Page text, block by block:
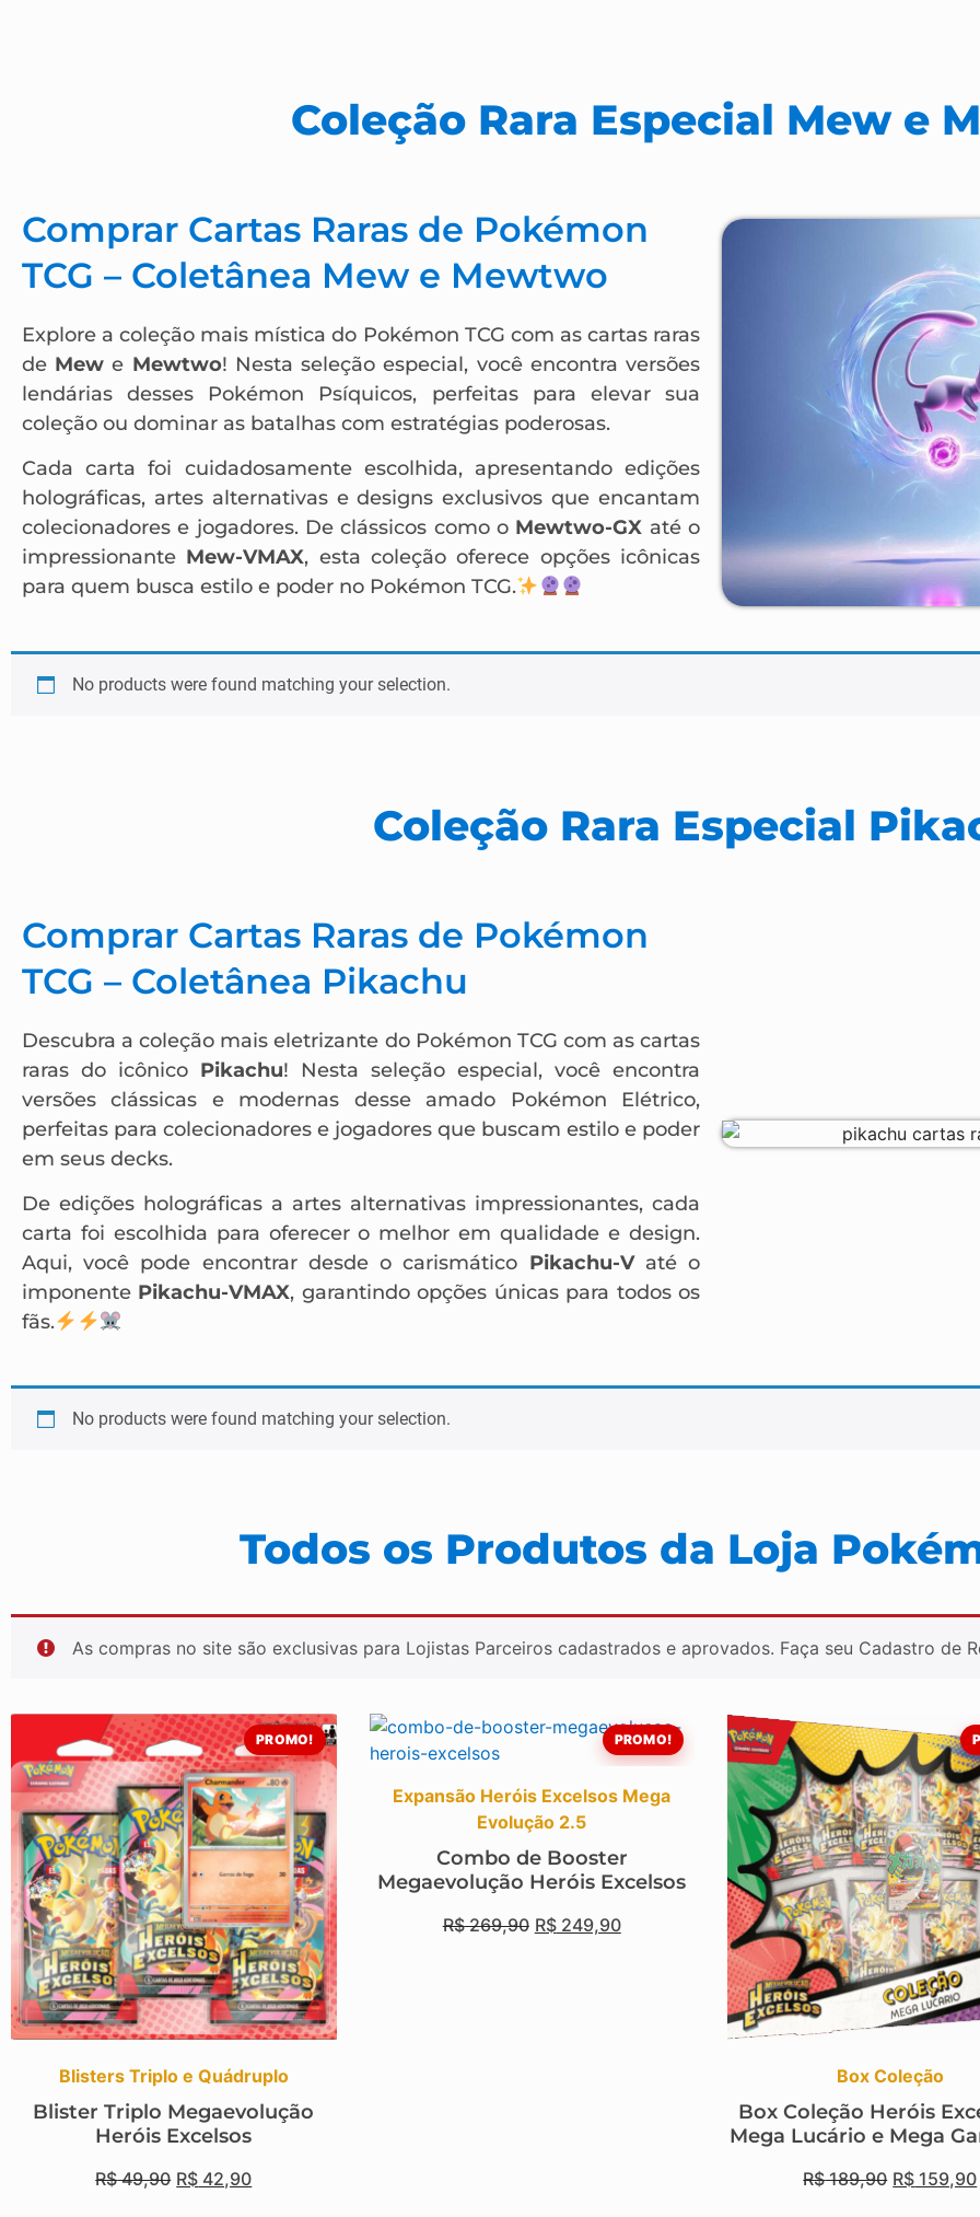
Coleção Rara Especial Mew e
Comprar Cartas Raras de Pokémon
TCG – Coletânea Mew e Mewtwo
Explore a coleção mais mística do Pokémon TCG com as cartas raras
de Mew e Mewtwo! Nesta seleção especial, você encontra versões
lendárias desses Pokémon Psíquicos, perfeitas para elevar sua
coleção ou dominar as batalhas com estratégias poderosas.
Cada carta foi cuidadosamente escolhida, apresentando edições
holográficas, artes alternativas e designs exclusivos que encantam
colecionadores e jogadores. De clássicos como o Mewtwo-GX até o
impressionante Mew-VMAX, esta coleção oferece opções icônicas
para quem busca estilo e poder no Pokémon TCG.
No products were found matching your selection.
Coleção Rara Especial
Comprar Cartas Raras de Pokémon
TCG – Coletânea Pikachu
Descubra a coleção mais eletrizante do Pokémon TCG com as cartas
raras do icônico Pikachu! Nesta seleção especial, você encontra
versões clássicas e modernas desse amado Pokémon Elétrico,
perfeitas para colecionadores e jogadores que buscam estilo e poder
em seus decks.
De edições holográficas a artes alternativas impressionantes, cada
carta foi escolhida para oferecer o melhor em qualidade e design.
Aqui, você pode encontrar desde o carismático Pikachu-Vaté o
imponente Pikachu-VMAX, garantindo opções únicas para todos os
fãs.
No products were found matching your selection.
Todos os Produtos da Loja
As compras no site são exclusivas para Lojistas Parceiros cadastrados e aprovados. Faça seu Cadastro de
PROMO!
Blisters Triplo e Quádruplo
Blister Triplo Megaevolução
Heróis Excelsos
R$49,90 R$ 42,90
PROMO!
Expansão Heróis Excelsos Mega
Evolução 2.5
Combo de Booster
Megaevolução Heróis Excelsos
R$269,90 R$249,90
Box Coleção
Box Coleção Heróis
Mega Lucário e Mega
R$189,90 R$ 159,90